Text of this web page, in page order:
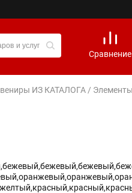
Сравнение
ИЗ КАТАЛОГА /
бежевый,бежевый,бежевый,
оранжевый,оранжевый,
желтый,красный,красный,